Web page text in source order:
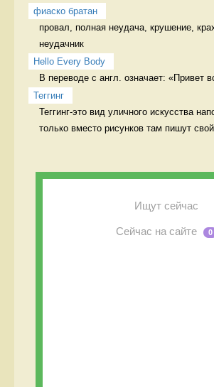
фиаско братан
провал, полная неудача, крушение,
неудачник
Hello Every Body
В переводе с англ. означает: «Привет
Теггинг
Теггинг-это вид уличного искусства
только вместо рисунков там пишут свой
Ищут сейчас
Сейчас на сайте 0